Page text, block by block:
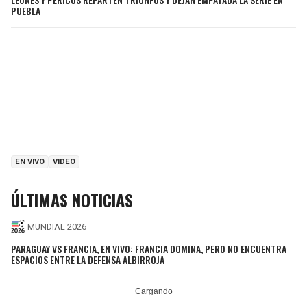
PUEBLA
EN VIVO VIDEO
ÚLTIMAS NOTICIAS
MUNDIAL 2026
PARAGUAY VS FRANCIA, EN VIVO: FRANCIA DOMINA, PERO NO ENCUENTRA
ESPACIOS ENTRE LA DEFENSA ALBIRROJA